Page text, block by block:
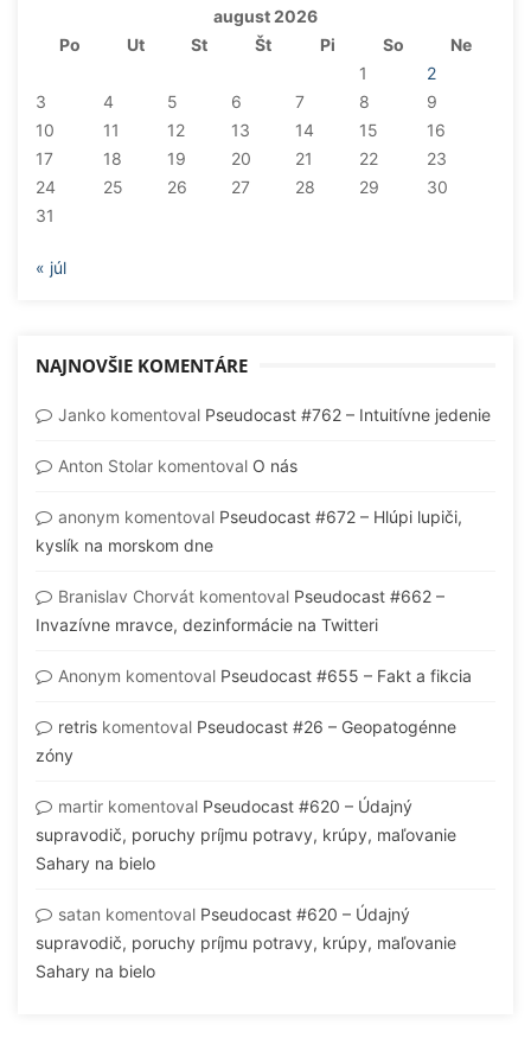
august 2026
Po
Ut St Št Pi So
Ne
1
2
3
4 5 6 7 8
9
10
11 12 13 14 15
16
17
18 19 20 21 22
23
24
25 26 27 28 29
30
31
« júl
NAJNOVŠIE KOMENTÁRE
Janko komentoval Pseudocast #762 – Intuitívne jedenie
Anton Stolar komentoval O nás
anonym komentoval Pseudocast #672 – Hlúpi lupiči,
kyslík na morskom dne
Branislav Chorvát komentoval Pseudocast #662 –
Invazívne mravce, dezinformácie na Twitteri
Anonym komentoval Pseudocast #655 – Fakt a fikcia
retris komentoval Pseudocast #26 – Geopatogénne
zóny
martir komentoval Pseudocast #620 – Údajný
supravodič, poruchy príjmu potravy, krúpy, maľovanie
Sahary na bielo
satan komentoval Pseudocast #620 – Údajný
supravodič, poruchy príjmu potravy, krúpy, maľovanie
Sahary na bielo